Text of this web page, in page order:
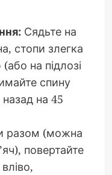
Сядьте на
стопи злегка
на підлозі
спину
на 45
разом (можна
повертайте